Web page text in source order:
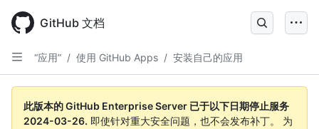
main
content
GitHub 文档
“应用” / 使用 GitHub Apps / 安装自己的应用
此版本的 GitHub Enterprise Server 已于以下日期停止服务
2024-03-26. 即使针对重大安全问题，也不会发布补丁。 为